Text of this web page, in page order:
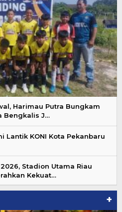
Harimau Putra Bungkam
Bengkalis J…
Lantik KONI Kota Pekanbaru
Stadion Utama Riau
Kekuat…
+